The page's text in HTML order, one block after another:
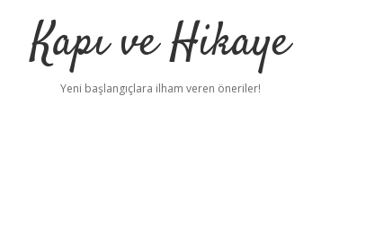
Kapı ve Hikaye
Yeni başlangıçlara ilham veren öneriler!